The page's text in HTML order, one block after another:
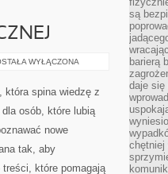
WYŁĄCZONA
która spina wiedzę z
osób, które lubią
nowe
tak, aby
treści, które pomagają
są
barierą
daje się
chętniej